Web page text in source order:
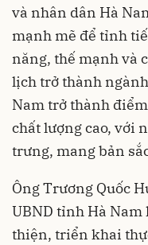
và nhân dân Hà
mạnh mẽ để tỉnh
năng, thế mạnh và
lịch trở thành
Nam trở thành
chất lượng cao, với
trưng, mang bản
Ông Trương Quốc
UBND tỉnh Hà
thiện, triển khai